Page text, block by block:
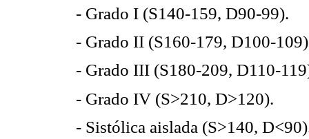
- Grado I (S140-159, D90-99).
- Grado II (S160-179, D100-
- Grado III (S180-209, D110-
- Grado IV (S>210, D>120).
- Sistólica aislada (S>140,